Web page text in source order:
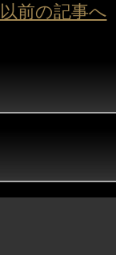
以前の記事へ